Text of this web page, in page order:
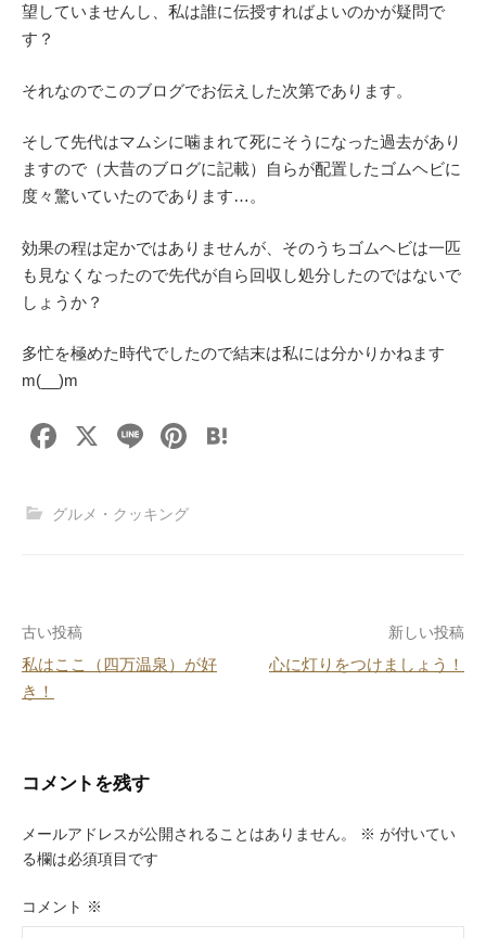
望していませんし、私は誰に伝授すればよいのかが疑問で
す？
それなのでこのブログでお伝えした次第であります。
そして先代はマムシに噛まれて死にそうになった過去があり
ますので（大昔のブログに記載）自らが配置したゴムヘビに
度々驚いていたのであります…。
効果の程は定かではありませんが、そのうちゴムヘビは一匹
も見なくなったので先代が自ら回収し処分したのではないで
しょうか？
多忙を極めた時代でしたので結末は私には分かりかねます
m(__)m
F
c
o
k
X
Li
e
Pi
グルメ・クッキング
投
稿
ゲ
ー
シ
ョ
古い投稿
私はここ（四万温泉）が好
き！
新しい投稿
心に灯りをつけましょう！
コメントを残す
メールアドレスが公開されることはありません。 ※ が付いてい
る欄は必須項目です
コメント ※